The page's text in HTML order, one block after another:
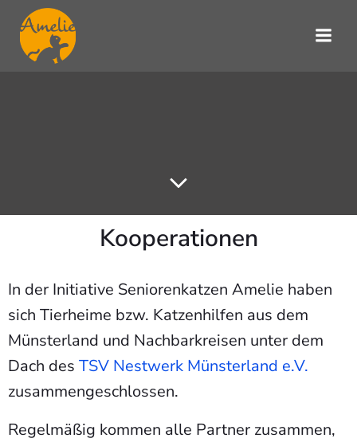
Kooperationen
In der Initiative Seniorenkatzen Amelie haben
sich Tierheime bzw. Katzenhilfen aus dem
Münsterland und Nachbarkreisen unter dem
Dach des TSV Nestwerk Münsterland e.V.
zusammengeschlossen.
Regelmäßig kommen alle Partner zusammen,